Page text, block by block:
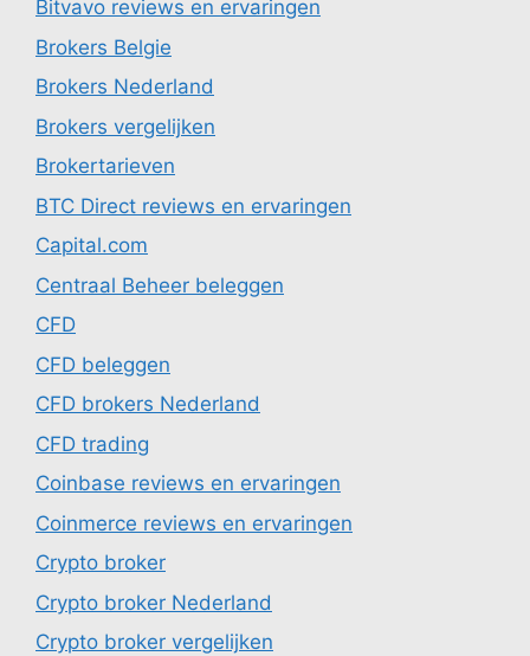
Bitvavo reviews en ervaringen
Brokers Belgie
Brokers Nederland
Brokers vergelijken
Brokertarieven
BTC Direct reviews en ervaringen
Capital.com
Centraal Beheer beleggen
CFD
CFD beleggen
CFD brokers Nederland
CFD trading
Coinbase reviews en ervaringen
Coinmerce reviews en ervaringen
Crypto broker
Crypto broker Nederland
Crypto broker vergelijken